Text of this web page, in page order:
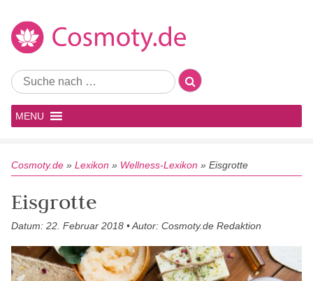
MENU
Cosmoty.de » Lexikon » Wellness-Lexikon » Eisgrotte
Eisgrotte
Datum: 22. Februar 2018 • Autor: Cosmoty.de Redaktion